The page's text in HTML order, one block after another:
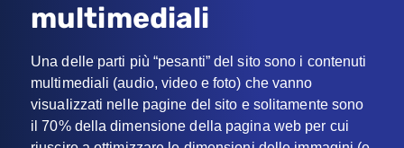
multimediali
Una delle parti più “pesanti” del sito sono i contenuti
multimediali (audio, video e foto) che vanno
visualizzati nelle pagine del sito e solitamente sono
il 70% della dimensione della pagina web per cui